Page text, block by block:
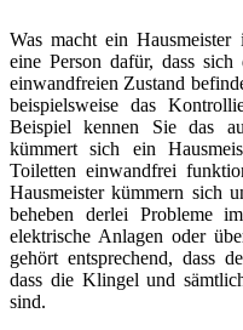
Was macht ein
eine Person dafür, dass
einwandfreien Zustand
beispielsweise das
Beispiel kennen Sie das
kümmert sich ein
Toiletten einwandfrei
Hausmeister kümmern sich
beheben derlei Probleme
elektrische Anlagen oder
gehört entsprechend, dass
dass die Klingel und
sind.